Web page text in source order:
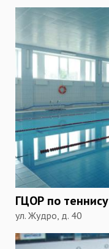
ГЦОР по теннису
ул. Жудро, д. 40